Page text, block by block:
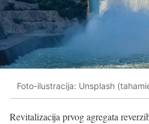
Foto-ilustracija: Unsplash
Revitalizacija prvog agregata